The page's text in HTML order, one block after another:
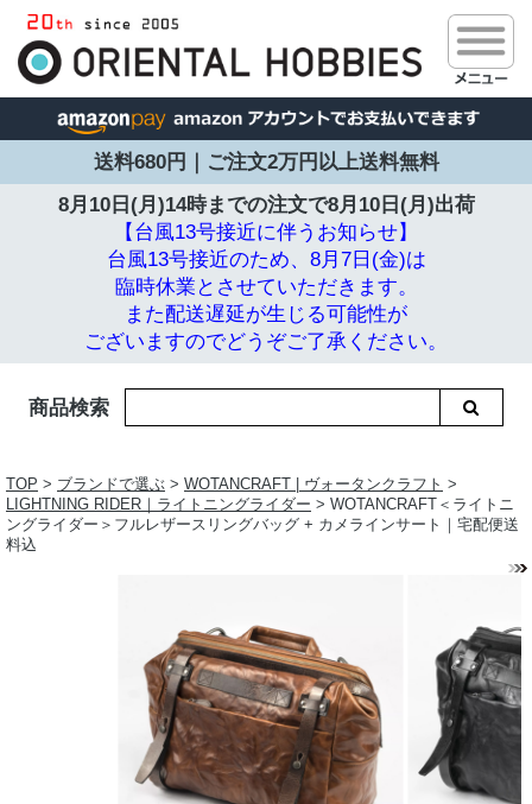
送料680円｜ご注文2万円以上送料無料
8月10日(月)14時までの注文で8月10日(月)出荷
【台風13号接近に伴うお知らせ】
台風13号接近のため、8月7日(金)は
臨時休業とさせていただきます。
また配送遅延が生じる可能性が
ございますのでどうぞご了承ください。
商品検索
TOP > ブランドで選ぶ > WOTANCRAFT | ヴォータンクラフト >
LIGHTNING RIDER｜ライトニングライダー > WOTANCRAFT＜ライトニ
ングライダー＞フルレザースリングバッグ + カメラインサート｜宅配便送
料込